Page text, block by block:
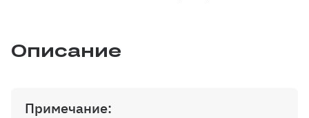
выдвижения), без ручек
Описание
Примечание: